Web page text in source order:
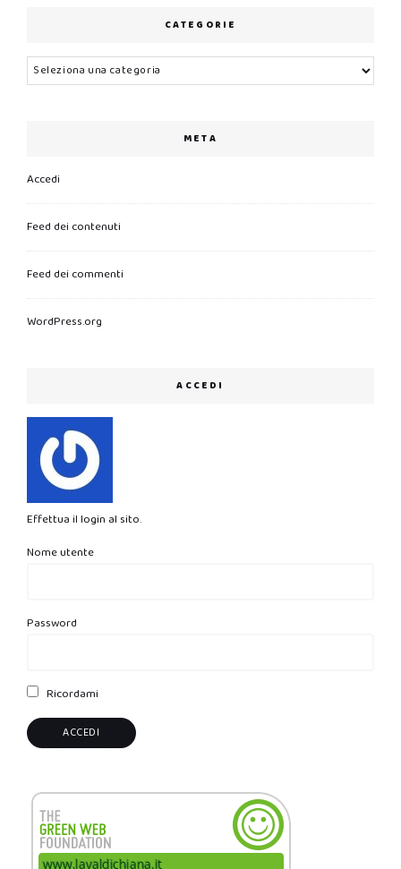
CATEGORIE
Categorie
META
Accedi
Feed dei contenuti
Feed dei commenti
WordPress.org
ACCEDI
Effettua il login al sito.
Nome utente
Password
Ricordami